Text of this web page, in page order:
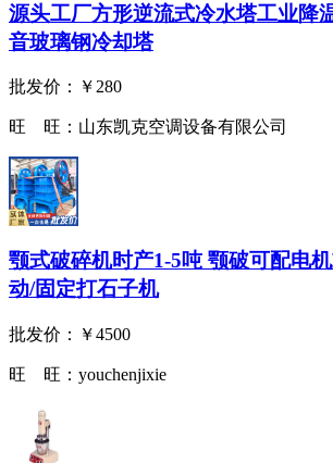
源头工厂方形逆流式冷水塔工业降
音玻璃钢冷却塔
批发价： ￥280
旺 旺： 山东凯克空调设备有限公司
颚式破碎机时产1-5吨 颚破可配电
动/固定打石子机
批发价： ￥4500
旺 旺： youchenjixie